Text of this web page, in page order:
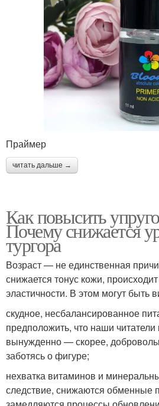
Праймер
читать дальше →
Как повысить
Почему снижается
тургора
Возраст — не единственная
снижается тонус кожи,
эластичности. В этом могут быть
скудное, несбалансированное
предположить, что наши
вынужденно — скорее,
заботясь о фигуре;
нехватка витаминов и
следствие, снижаются обменные